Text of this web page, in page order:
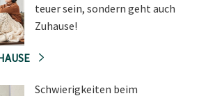
teuer sein, sondern geht auch
Zuhause!
Schwierigkeiten beim